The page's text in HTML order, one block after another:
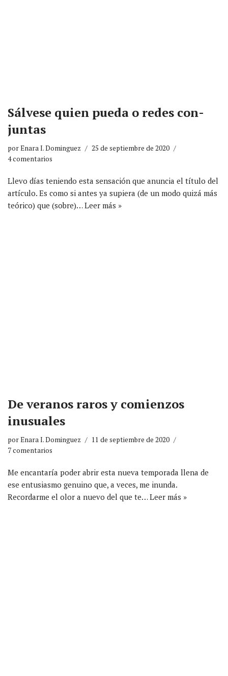
Sálvese quien pueda o redes con-
juntas
porEnara I. Dominguez
25 de septiembre de 2020
4 comentarios
Llevo días teniendo esta sensación que anuncia el título del
artículo. Es como si antes ya supiera (de un modo quizá más
teórico) que (sobre)…Leer más »
De veranos raros y comienzos
inusuales
porEnara I. Dominguez
11 de septiembre de 2020
7 comentarios
Me encantaría poder abrir esta nueva temporada llena de
ese entusiasmo genuino que, a veces, me inunda.
Recordarme el olor a nuevo del que te…Leer más »